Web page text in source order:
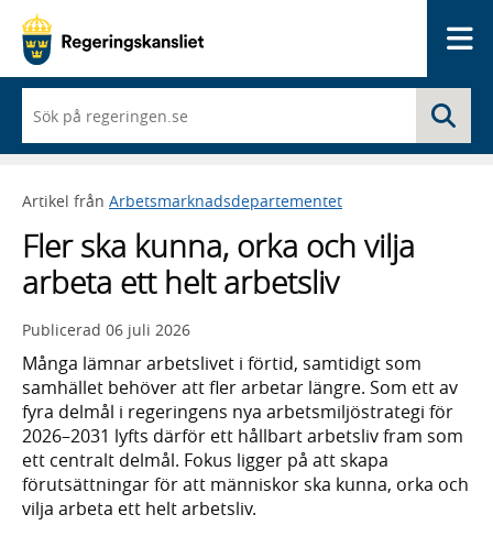
du
börjar
skriva
framträder
lista
med
sökförslag
Artikel från Arbetsmarknadsdepartementet
Fler ska kunna, orka och vilja
arbeta ett helt arbetsliv
Publicerad 06 juli 2026
Många lämnar arbetslivet i förtid, samtidigt som
samhället behöver att fler arbetar längre. Som ett av
fyra delmål i regeringens nya arbetsmiljöstrategi för
2026–2031 lyfts därför ett hållbart arbetsliv fram som
ett centralt delmål. Fokus ligger på att skapa
förutsättningar för att människor ska kunna, orka och
vilja arbeta ett helt arbetsliv.